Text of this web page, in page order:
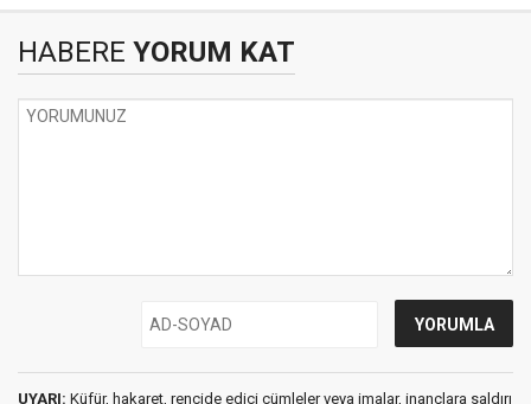
HABERE YORUM KAT
UYARI: Küfür, hakaret, rencide edici cümleler veya imalar, inançlara saldırı